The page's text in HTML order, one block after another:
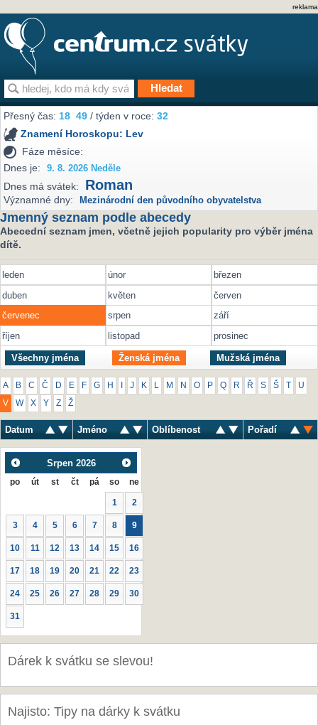
reklama
Přesný čas:18 49 / týden v roce:32
Znamení Horoskopu: Lev
Fáze měsíce:
Dnes je:
9. 8. 2026 Neděle
Dnes má svátek: Roman
Významné dny: Mezinárodní den původního obyvatelstva
Jmenný seznam podle abecedy
Abecední seznam jmen, včetně jejich popularity pro výběr jména
dítě.
leden únor
březen
duben
květen
červen
červenec
srpen
září
říjen
listopad prosinec
Všechny jména Ženská jména Mužská jména
A B C Č D E F G H J K M N O P Q R Ř S Š U
V W X Y Z Ž
Datum Jméno Oblíbenost Pořadí
Srpen 2026
po út st čt pá so ne
1 2
3 4 5 6 7 8 9
10 11 12 13 14 15 16
17 18 19 20 21 22 23
24 25 26 27 28 29 30
31
Dárek k svátku se slevou!
Najisto: Tipy na dárky k svátku